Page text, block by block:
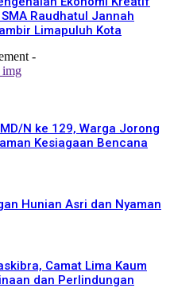
Raudhatul Jannah
Limapuluh Kota
-
N ke 129, Warga Jorong
Kesiagaan Bencana
Hunian Asri dan Nyaman
Camat Lima Kaum
dan Perlindungan